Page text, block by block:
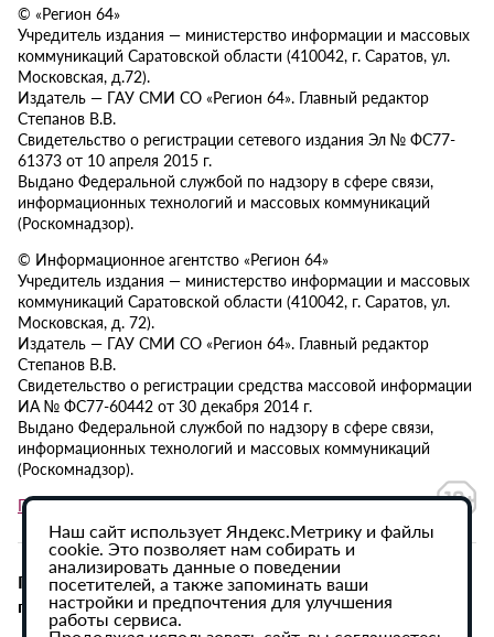
© «Регион 64»
Учредитель издания — министерство информации и массовых
коммуникаций Саратовской области (410042, г. Саратов, ул.
Московская, д.72).
Издатель — ГАУ СМИ СО «Регион 64». Главный редактор
Степанов В.В.
Свидетельство о регистрации сетевого издания Эл № ФС77-
61373 от 10 апреля 2015 г.
Выдано Федеральной службой по надзору в сфере связи,
информационных технологий и массовых коммуникаций
(Роскомнадзор).
© Информационное агентство «Регион 64»
Учредитель издания — министерство информации и массовых
коммуникаций Саратовской области (410042, г. Саратов, ул.
Московская, д. 72).
Издатель — ГАУ СМИ СО «Регион 64». Главный редактор
Степанов В.В.
Свидетельство о регистрации средства массовой информации
ИА № ФС77-60442 от 30 декабря 2014 г.
Выдано Федеральной службой по надзору в сфере связи,
информационных технологий и массовых коммуникаций
(Роскомнадзор).
Политика в отношении обработки персональных данных
При использовании материалов сайта активная
гиперссылка на ИА «Регион 64» обязательна.
Наш сайт использует Яндекс.Метрику и файлы
cookie. Это позволяет нам собирать и
анализировать данные о поведении
посетителей, а также запоминать ваши
настройки и предпочтения для улучшения
работы сервиса.